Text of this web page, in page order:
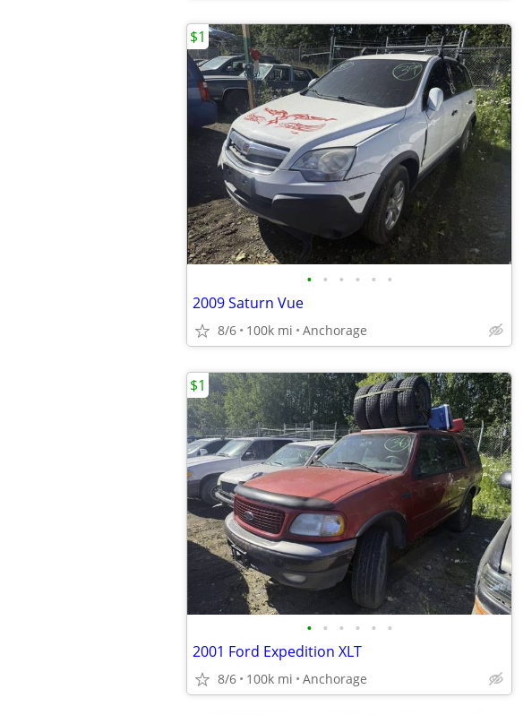
• • • • • •
2009 Saturn Vue
8/6 100k mi Anchorage
$1
• • • • • •
2001 Ford Expedition XLT
8/6 100k mi Anchorage
$1